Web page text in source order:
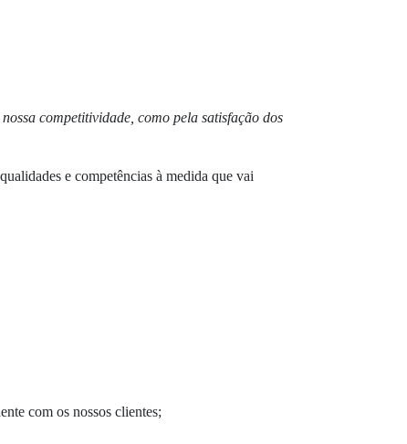
competitividade, como pela satisfação dos
e competências à medida que vai
com os nossos clientes;